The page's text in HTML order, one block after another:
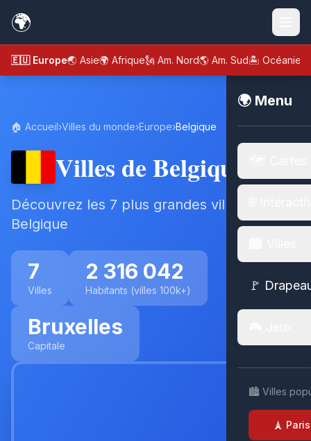
🌍
🇪🇺 Europe🌏 Asie🌍 Afrique🗽 Am. Nord🌎 Am. Sud🏝️ Océanie
🌍 Menu
🚩
🏙️ Villes
🗼 Paris
🏠 Accueil›Villes du monde›Europe›Belgique
Villes de Belgique
Découvrez les 7 plus grandes villes de
Belgique
7
Villes
2 316 042
Habitants (villes 100k+)
Bruxelles
Capitale